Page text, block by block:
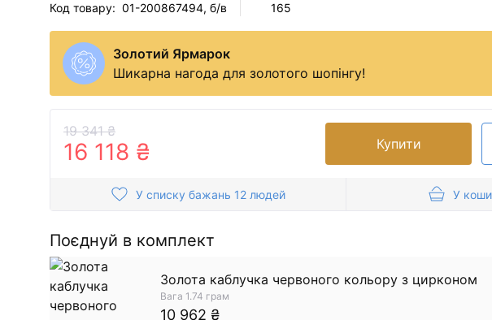
Код товару: 01-200867494, б/в 165
Золотий Ярмарок
Шикарна нагода для золотого шопінгу!
19 341 ₴
16 118 ₴ Купити
У списку бажань 12 людей У
Поєднуй в комплект
Золота каблучка червоного кольору з цирконом
Вага 1.74 грам
10 962 ₴